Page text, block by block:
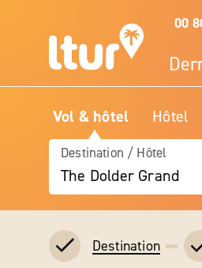
00
Vol & hôtel Hôtel
Destination / Hôtel
The Dolder Grand
Destination